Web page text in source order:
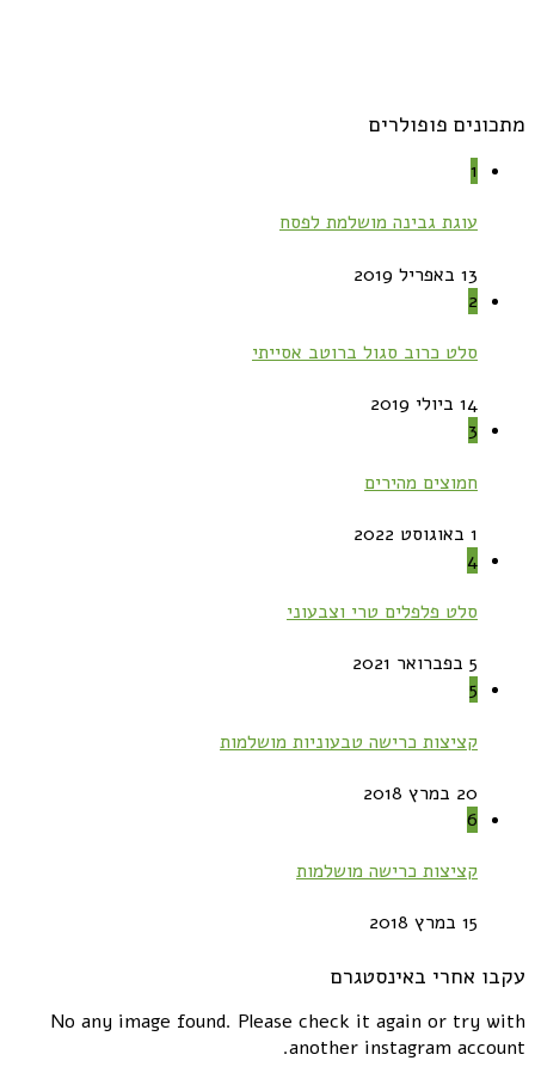
מתכונים פופולרים
1
עוגת גבינה מושלמת לפסח
13 באפריל 2019
2
סלט כרוב סגול ברוטב אסייתי
14 ביולי 2019
3
חמוצים מהירים
1 באוגוסט 2022
4
סלט פלפלים טרי וצבעוני
5 בפברואר 2021
5
קציצות כרישה טבעוניות מושלמות
20 במרץ 2018
6
קציצות כרישה מושלמות
15 במרץ 2018
עקבו אחרי באינסטגרם
No any image found. Please check it again or try with
another instagram account.